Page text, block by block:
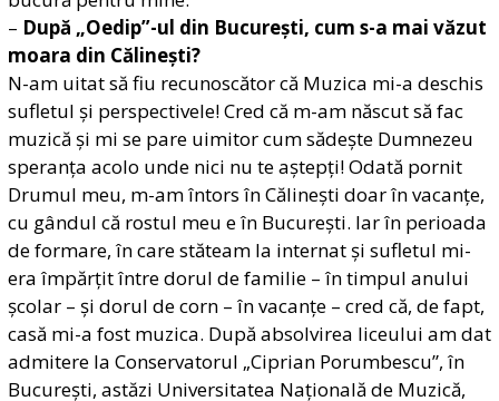
– După „Oedip”-ul din București, cum s-a mai văzut
moara din Călinești?
N-am uitat să fiu recunoscător că Muzica mi-a deschis
sufletul și perspectivele! Cred că m-am născut să fac
muzică și mi se pare uimitor cum sădește Dumnezeu
speranța acolo unde nici nu te aștepți! Odată pornit
Drumul meu, m-am întors în Călinești doar în vacanțe,
cu gândul că rostul meu e în București. Iar în perioada
de formare, în care stăteam la internat și sufletul mi-
era împărțit între dorul de familie – în timpul anului
școlar – și dorul de corn – în vacanțe – cred că, de fapt,
casă mi-a fost muzica. După absolvirea liceului am dat
admitere la Conservatorul „Ciprian Porumbescu”, în
București, astăzi Universitatea Națională de Muzică,